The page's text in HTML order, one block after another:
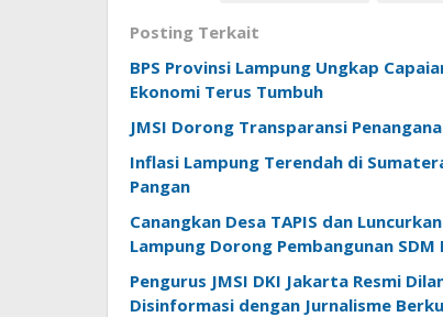
Posting Terkait
BPS Provinsi Lampung Ungkap
Ekonomi Terus Tumbuh
JMSI Dorong Transparansi
Inflasi Lampung Terendah di
Pangan
Canangkan Desa TAPIS dan
Lampung Dorong Pembangunan SDM
Pengurus JMSI DKI Jakarta Resmi
Disinformasi dengan Jurnalisme